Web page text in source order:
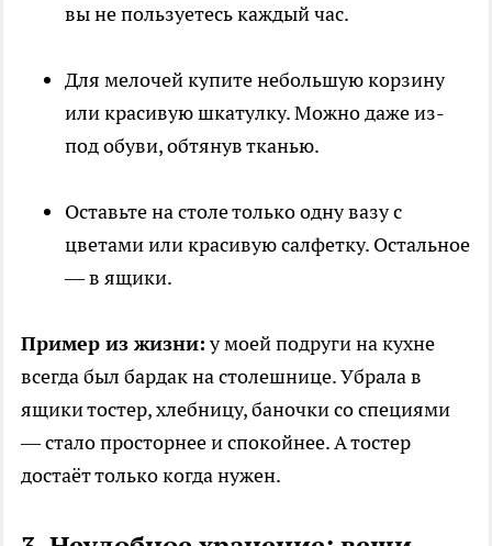
вы не пользуетесь каждый час.
Для мелочей купите небольшую корзину
или красивую шкатулку. Можно даже из-
под обуви, обтянув тканью.
Оставьте на столе только одну вазу с
цветами или красивую салфетку. Остальное
— в ящики.
Пример из жизни:у моей подруги на кухне
всегда был бардак на столешнице. Убрала в
ящики тостер, хлебницу, баночки со специями
— стало просторнее и спокойнее. А тостер
достаёт только когда нужен.